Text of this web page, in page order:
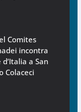
Comites
incontra
a San
Colaceci